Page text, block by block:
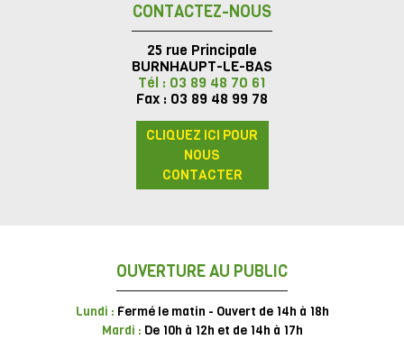
CONTACTEZ-NOUS
25 rue Principale
BURNHAUPT-LE-BAS
Tél : 03 89 48 70 61
Fax : 03 89 48 99 78
CLIQUEZ ICI POUR
NOUS
CONTACTER
OUVERTURE AU PUBLIC
Lundi : Fermé le matin - Ouvert de 14h à 18h
Mardi : De 10h à 12h et de 14h à 17h